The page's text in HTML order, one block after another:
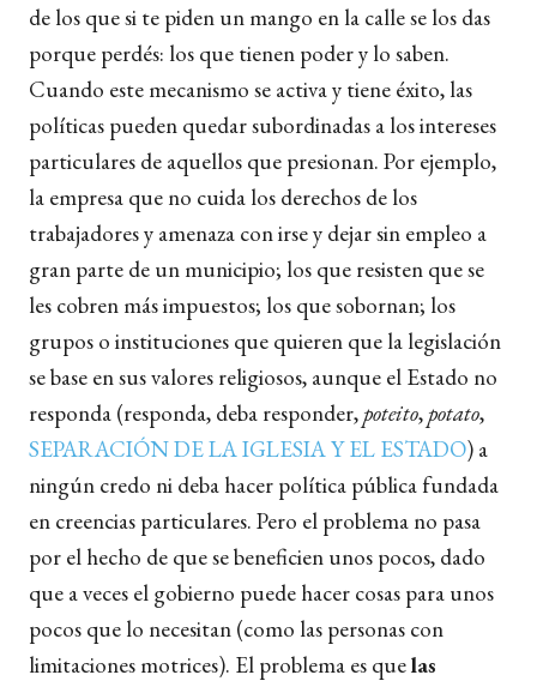
de los que si te piden un mango en la calle se los das
porque perdés: los que tienen poder y lo saben.
Cuando este mecanismo se activa y tiene éxito, las
políticas pueden quedar subordinadas a los intereses
particulares de aquellos que presionan. Por ejemplo,
la empresa que no cuida los derechos de los
trabajadores y amenaza con irse y dejar sin empleo a
gran parte de un municipio; los que resisten que se
les cobren más impuestos; los que sobornan; los
grupos o instituciones que quieren que la legislación
se base en sus valores religiosos, aunque el Estado no
responda (responda, deba responder, poteito, potato,
SEPARACIÓN DE LA IGLESIA Y EL ESTADO) a
ningún credo ni deba hacer política pública fundada
en creencias particulares. Pero el problema no pasa
por el hecho de que se beneficien unos pocos, dado
que a veces el gobierno puede hacer cosas para unos
pocos que lo necesitan (como las personas con
limitaciones motrices). El problema es quelas